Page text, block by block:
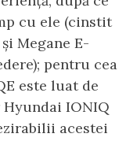
cu ele (cinstit
Megane E-
pentru cea
este luat de
Hyundai IONIQ
acestei